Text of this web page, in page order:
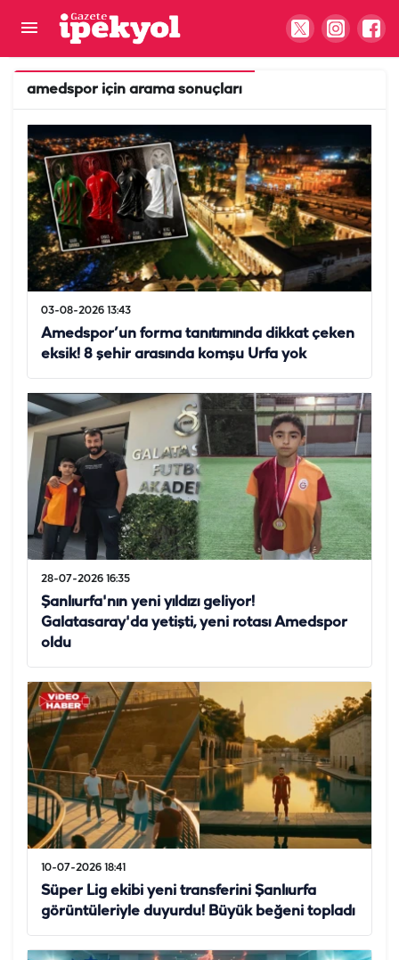
amedspor için arama sonuçları
03-08-2026 13:43
Amedspor’un forma tanıtımında dikkat çeken
eksik! 8 şehir arasında komşu Urfa yok
28-07-2026 16:35
Şanlıurfa'nın yeni yıldızı geliyor!
Galatasaray'da yetişti, yeni rotası Amedspor
oldu
10-07-2026 18:41
Süper Lig ekibi yeni transferini Şanlıurfa
görüntüleriyle duyurdu! Büyük beğeni topladı